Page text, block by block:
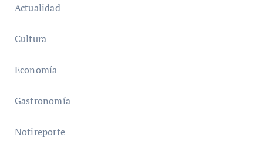
Actualidad
Cultura
Economía
Gastronomía
Notireporte